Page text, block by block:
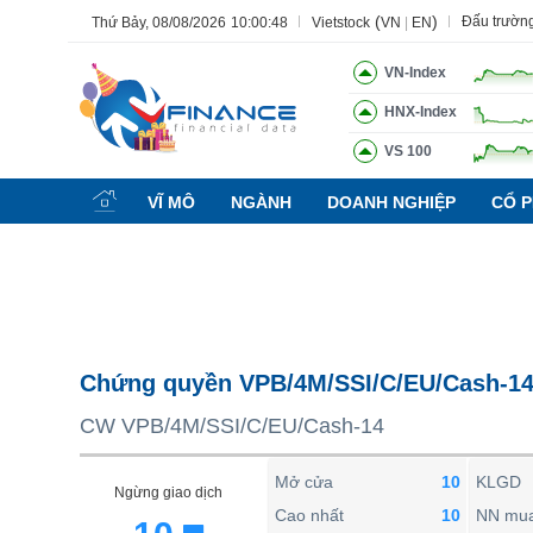
Thứ Bảy, 08/08/2026 10:00:49 Vietstock (VN EN) Đấu
VN-Index
HNX-Index
VS 100
VĨ MÔ NGÀNH DOANH NGHIỆP CỔ
Chứng quyền VPB/4M/SSI/C/EU/Cash-14
CW VPB/4M/SSI/C/EU/Cash-14
Ngừng giao dịch
Mở cửa
10
Cao nhất
10
KLGD
NN
Tính năng Ngành Mã chứng khoán Lãnh
BẤT ĐỘNG SẢN
TÀI CHÍNH
KINH TẾ